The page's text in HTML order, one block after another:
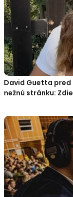
David Guetta pred
nežnú stránku: